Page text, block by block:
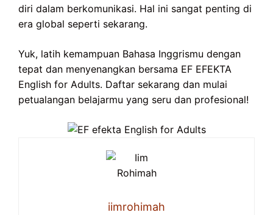
diri dalam berkomunikasi. Hal ini sangat penting di
era global seperti sekarang.
Yuk, latih kemampuan Bahasa Inggrismu dengan
tepat dan menyenangkan bersama EF EFEKTA
English for Adults. Daftar sekarang dan mulai
petualangan belajarmu yang seru dan profesional!
iimrohimah